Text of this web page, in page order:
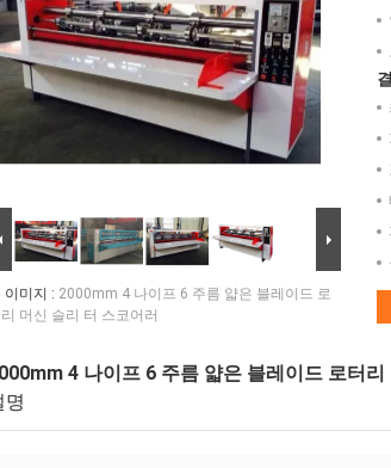
이미지 : 2000mm 4 나이프 6 주름 얇은 블레이드 로
머신 슬리 터 스코어러
4 나이프 6 주름 얇은 블레이드 로터리
명